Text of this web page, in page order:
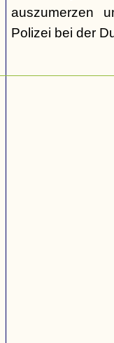
auszumerzen
Polizei bei der